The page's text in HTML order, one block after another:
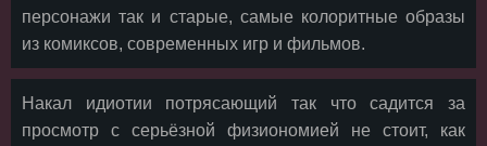
персонажи так и старые, самые колоритные образы
из комиксов, современных игр и фильмов.
Накал идиотии потрясающий так что садится за
просмотр с серьёзной физиономией не стоит, как